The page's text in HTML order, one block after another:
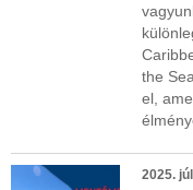
the
el,
2025.